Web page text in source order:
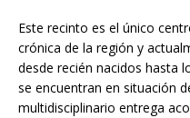
Este recinto es el único
crónica de la región y
desde recién nacidos hasta
se encuentran en situación
multidisciplinario entrega